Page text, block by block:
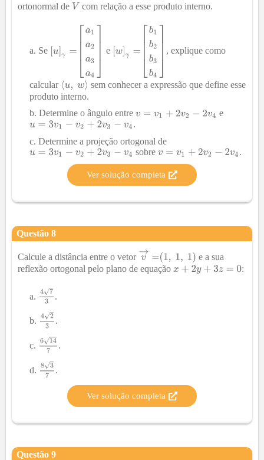
ortonormal de
com relação a esse produto interno.
Se e , explique como
calcular
sem conhecer a expressão que define esse
produto interno.
Determine o ângulo entre
e
.
Determine a projeção ortogonal de
sobre
.
Ver solução completa
Questão 8
Calcule a distância entre o vetor
e a sua
reflexão ortogonal pelo plano de equação
:
.
.
.
.
Ver solução completa
Questão 9